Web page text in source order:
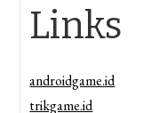
Links
androidgame.id
trikgame.id